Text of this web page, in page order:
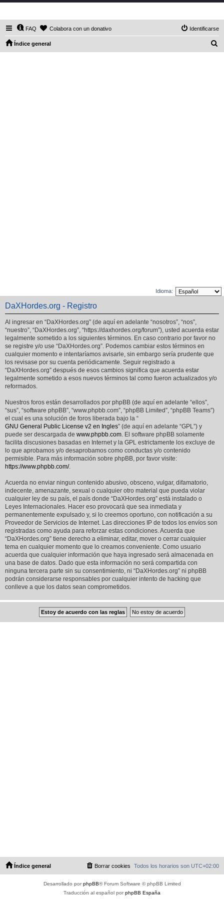
FAQ Colabora con un donativo Identificarse
Índice general
Idioma:
DaXHordes.org - Registro
Al ingresar en “DaXHordes.org” (de aquí en adelante “nosotros”, “nos”,
“nuestro”, “DaXHordes.org”, “https://daxhordes.org/forum”), usted acuerda estar
legalmente sometido a los siguientes términos. En caso contrario por favor no
se registre y/o use “DaXHordes.org”. Podemos cambiar estos términos en
cualquier momento e intentaríamos avisarle, sin embargo sería prudente que
los revisase por su cuenta periódicamente. Seguir registrado a
“DaXHordes.org” después de esos cambios significa que acuerda estar
legalmente sometido a esos nuevos términos tal como fueron actualizados y/o
reformados.
Nuestros foros están desarrollados por phpBB (de aquí en adelante “ellos”,
“sus”, “software phpBB”, “www.phpbb.com”, “phpBB Limited”, “phpBB Teams”)
el cual es una solución de foros liberada bajo la “
GNU General Public License v2 en Ingles” (de aquí en adelante “GPL”) y
puede ser descargada de www.phpbb.com. El software phpBB solamente
facilita discusiones basadas en Internet y la GPL estrictamente los excluye de
lo que aprobamos y/o desaprobamos como conductas y/o contenido
permisible. Para más información sobre phpBB, por favor visite:
https://www.phpbb.com/.
Acuerda no enviar ningun contenido abusivo, obsceno, vulgar, difamatorio,
indecente, amenazante, sexual o cualquier otro material que pueda violar
cualquier ley de su país, el país donde “DaXHordes.org” está instalado o
Leyes Internacionales. Hacer eso provocará que sea inmediata y
permanentemente expulsado y, si lo creemos oportuno, con notificación a su
Proveedor de Servicios de Internet. Las direcciones IP de todos los envíos son
registradas como ayuda para reforzar estas condiciones. Acuerda que
“DaXHordes.org” tiene derecho a eliminar, editar, mover o cerrar cualquier
tema en cualquier momento que lo creamos conveniente. Como usuario
acuerda que cualquier información que haya ingresado será almacenada en
una base de datos. Dado que esta información no será compartida con
ninguna tercera parte sin su consentimiento, ni “DaXHordes.org” ni phpBB
podrán considerarse responsables por cualquier intento de hacking que
conlleve a que los datos sean comprometidos.
Índice general Todos los horarios son UTC+02:00
Borrar cookies
Desarrollado porphpBB® Forum Software © phpBB Limited
Traducción al español porphpBB España